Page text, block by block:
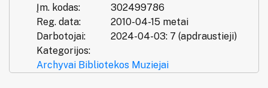
Įm. kodas:
302499786
Reg. data:
2010-04-15 metai
Darbotojai:
2024-04-03: 7 (apdraustieji)
Kategorijos:
Archyvai Bibliotekos Muziejai